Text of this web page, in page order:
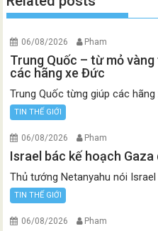
06/08/2026 Pham
Trung Quốc – từ mỏ
các hãng xe Đức
Trung Quốc từng giúp các
TIN THẾ GIỚI
06/08/2026 Pham
Israel bác kế hoạch
Thủ tướng Netanyahu nói
TIN THẾ GIỚI
06/08/2026 Pham